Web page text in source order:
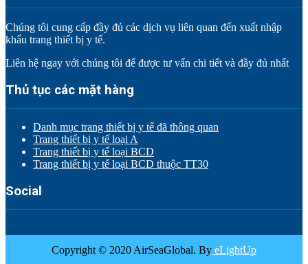
Chúng tôi cung cấp đầy đủ các dịch vụ liên quan đến xuất nhập
khẩu trang thiết bị y tế.
Liên hệ ngay với chúng tôi để được tư vấn chi tiết và đầy đủ nhất
Thủ tục các mặt hàng
Danh mục trang thiết bị y tế đã thông quan
Trang thiết bị y tế loại A
Trang thiết bị y tế loại BCD
Trang thiết bị y tế loại BCD thuộc TT30
Social
Copyright © 2020 AirSeaGlobal. By eLightUp